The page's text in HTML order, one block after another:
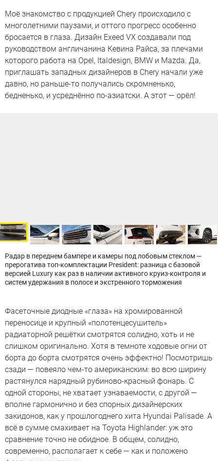
Моё знакомство с продукцией Chery происходило с
многолетними паузами, и оттого прогресс особенно
бросается в глаза. Дизайн Exeed VX создавали под
руководством англичанина Кевина Райса, за плечами
которого работа на Opel, Italdesign, BMW и Mazda. Да,
приглашать западных дизайнеров в Chery начали уже
давно, но раньше-то получались скромненько,
бедненько, и усреднённо по-азиатски. А этот — орёл!
Радар в переднем бампере и камеры под лобовым стеклом —
прерогатива топ-комплектации President: разница с базовой
версией Luxury как раз в наличии активного круиз-контроля и
систем удержания в полосе и экстренного торможения
Фасеточные диодные «глаза» на хромированной
переносице и крупный «полотенцесушитель»
радиаторной решётки смотрятся солидно, хоть и не
слишком оригинально. Хотя в темноте ходовые огни от
борта до борта смотрятся очень эффектно! Посмотришь
сзади — повеяло чем-то американским: во всю ширину
растянулся нарядный рубиново-красный фонарь. С
одной стороны, не хватает узнаваемости, с другой —
вполне гармонично и без спорных дизайнерских
закидонов, как у прошлогоднего хита Hyundai Palisade. А
всё в сумме смахивает на Toyota Highlander: уж это
сравнение точно не обидное. В общем, солидно,
современно, располагает к себе — как и положено